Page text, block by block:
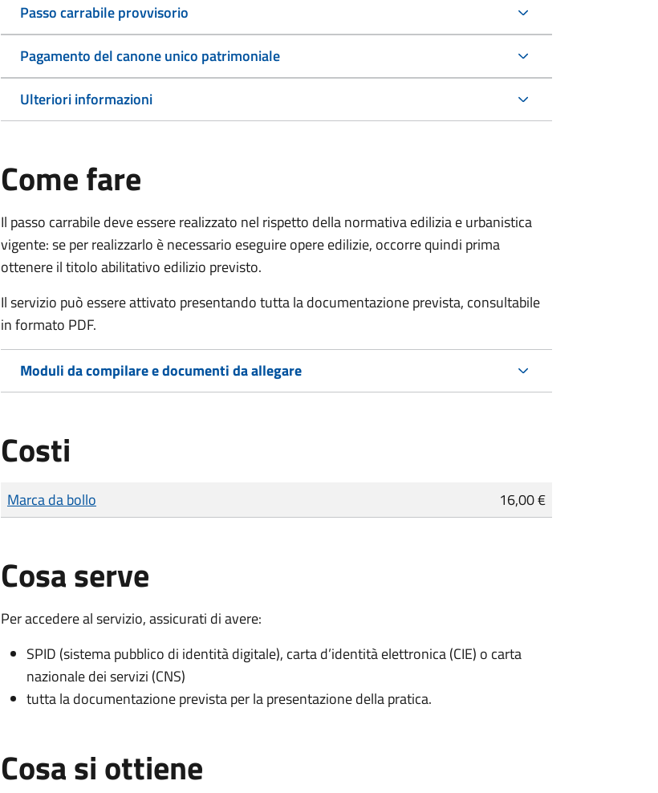
Passo carrabile provvisorio
Pagamento del canone unico patrimoniale
Ulteriori informazioni
Come fare
Il passo carrabile deve essere realizzato nel rispetto della normativa edilizia e urbanistica
vigente: se per realizzarlo è necessario eseguire opere edilizie, occorre quindi prima
ottenere il titolo abilitativo edilizio previsto.
Il servizio può essere attivato presentando tutta la documentazione prevista, consultabile
in formato PDF.
Moduli da compilare e documenti da allegare
Costi
Tipo di pagamento
Importo
Marca da bollo 16,00 €
Cosa serve
Per accedere al servizio, assicurati di avere:
SPID (sistema pubblico di identità digitale), carta d’identità elettronica (CIE) o carta
nazionale dei servizi (CNS)
tutta la documentazione prevista per la presentazione della pratica.
Cosa si ottiene